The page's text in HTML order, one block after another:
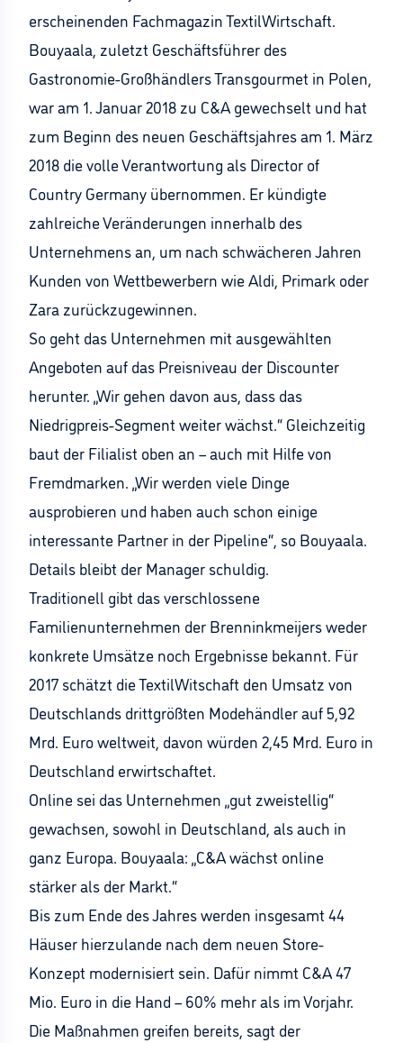
erscheinenden Fachmagazin TextilWirtschaft.
Bouyaala, zuletzt Geschäftsführer des
Gastronomie-Großhändlers Transgourmet in Polen,
war am 1. Januar 2018 zu C&A gewechselt und hat
zum Beginn des neuen Geschäftsjahres am 1. März
2018 die volle Verantwortung als Director of
Country Germany übernommen. Er kündigte
zahlreiche Veränderungen innerhalb des
Unternehmens an, um nach schwächeren Jahren
Kunden von Wettbewerbern wie Aldi, Primark oder
Zara zurückzugewinnen.
So geht das Unternehmen mit ausgewählten
Angeboten auf das Preisniveau der Discounter
herunter. „Wir gehen davon aus, dass das
Niedrigpreis-Segment weiter wächst.“ Gleichzeitig
baut der Filialist oben an – auch mit Hilfe von
Fremdmarken. „Wir werden viele Dinge
ausprobieren und haben auch schon einige
interessante Partner in der Pipeline“, so Bouyaala.
Details bleibt der Manager schuldig.
Traditionell gibt das verschlossene
Familienunternehmen der Brenninkmeijers weder
konkrete Umsätze noch Ergebnisse bekannt. Für
2017 schätzt die TextilWitschaft den Umsatz von
Deutschlands drittgrößten Modehändler auf 5,92
Mrd. Euro weltweit, davon würden 2,45 Mrd. Euro in
Deutschland erwirtschaftet.
Online sei das Unternehmen „gut zweistellig“
gewachsen, sowohl in Deutschland, als auch in
ganz Europa. Bouyaala: „C&A wächst online
stärker als der Markt.“
Bis zum Ende des Jahres werden insgesamt 44
Häuser hierzulande nach dem neuen Store-
Konzept modernisiert sein. Dafür nimmt C&A 47
Mio. Euro in die Hand – 60% mehr als im Vorjahr.
Die Maßnahmen greifen bereits, sagt der